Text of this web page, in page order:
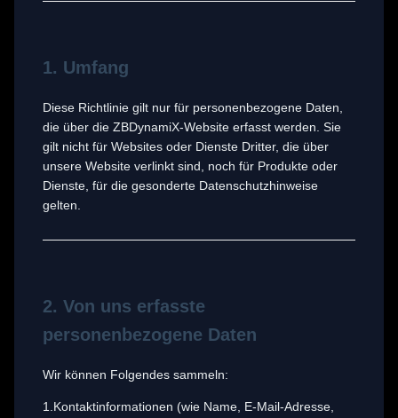
1. Umfang
Diese Richtlinie gilt nur für personenbezogene Daten,
die über die ZBDynamiX-Website erfasst werden. Sie
gilt nicht für Websites oder Dienste Dritter, die über
unsere Website verlinkt sind, noch für Produkte oder
Dienste, für die gesonderte Datenschutzhinweise
gelten.
2. Von uns erfasste
personenbezogene Daten
Wir können Folgendes sammeln:
1.Kontaktinformationen (wie Name, E-Mail-Adresse,